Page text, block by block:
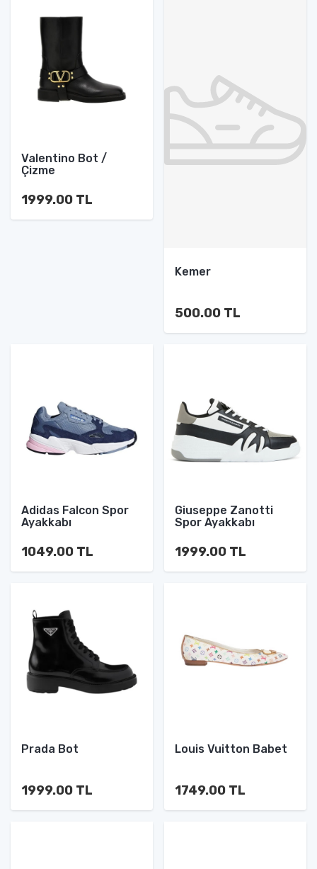
Valentino Bot /
Çizme
1999.00 TL
Kemer
500.00 TL
Adidas Falcon Spor
Ayakkabı
1049.00 TL
Giuseppe Zanotti
Spor Ayakkabı
1999.00 TL
Prada Bot
1999.00 TL
Louis Vuitton Babet
1749.00 TL